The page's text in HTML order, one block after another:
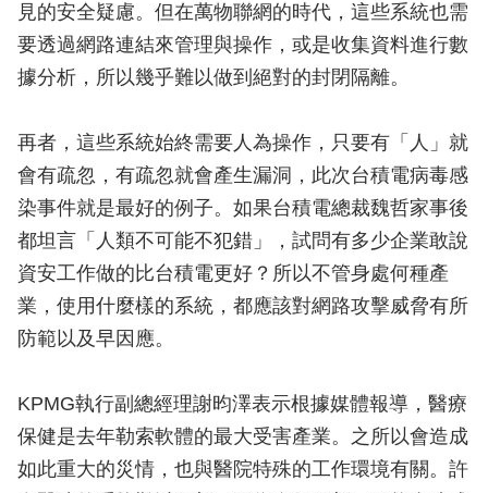
見的安全疑慮。但在萬物聯網的時代，這些系統也需
要透過網路連結來管理與操作，或是收集資料進行數
據分析，所以幾乎難以做到絕對的封閉隔離。
再者，這些系統始終需要人為操作，只要有「人」就
會有疏忽，有疏忽就會產生漏洞，此次台積電病毒感
染事件就是最好的例子。如果台積電總裁魏哲家事後
都坦言「人類不可能不犯錯」，試問有多少企業敢說
資安工作做的比台積電更好？所以不管身處何種產
業，使用什麼樣的系統，都應該對網路攻擊威脅有所
防範以及早因應。
KPMG執行副總經理謝昀澤表示根據媒體報導，醫療
保健是去年勒索軟體的最大受害產業。之所以會造成
如此重大的災情，也與醫院特殊的工作環境有關。許